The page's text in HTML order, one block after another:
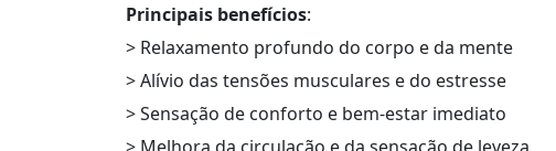
Principais benefícios:
> Relaxamento profundo do corpo e da mente
> Alívio das tensões musculares e do estresse
> Sensação de conforto e bem-estar imediato